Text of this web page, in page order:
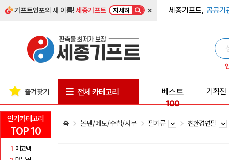
기프트인포의 새 이름!세종기프트 자세히 × 세종기프트, 공공기
인기카테고리
TOP 10
1 에코백
즐겨찾기 전체 카테고리
베스트
100
기획전
홈 볼펜/메모/수첩/사무 필기류 친환경연필